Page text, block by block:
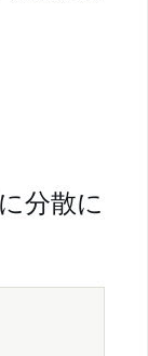
分散に